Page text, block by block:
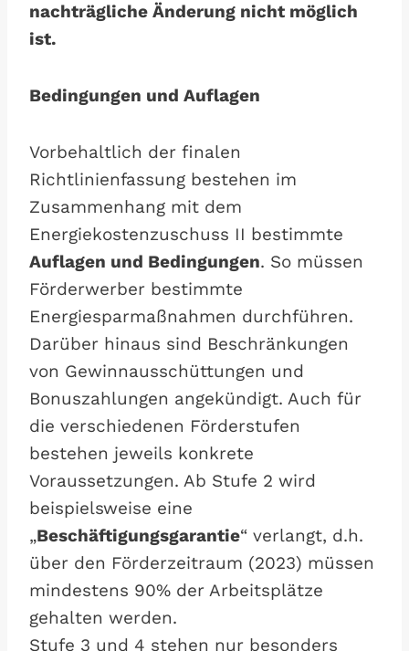
nachträgliche Änderung nicht möglich
ist.
Bedingungen und Auflagen
Vorbehaltlich der finalen
Richtlinienfassung bestehen im
Zusammenhang mit dem
Energiekostenzuschuss II bestimmte
Auflagen und Bedingungen. So müssen
Förderwerber bestimmte
Energiesparmaßnahmen durchführen.
Darüber hinaus sind Beschränkungen
von Gewinnausschüttungen und
Bonuszahlungen angekündigt. Auch für
die verschiedenen Förderstufen
bestehen jeweils konkrete
Voraussetzungen. Ab Stufe 2 wird
beispielsweise eine
„Beschäftigungsgarantie“ verlangt, d.h.
über den Förderzeitraum (2023) müssen
mindestens 90% der Arbeitsplätze
gehalten werden.
Stufe 3 und 4 stehen nur besonders